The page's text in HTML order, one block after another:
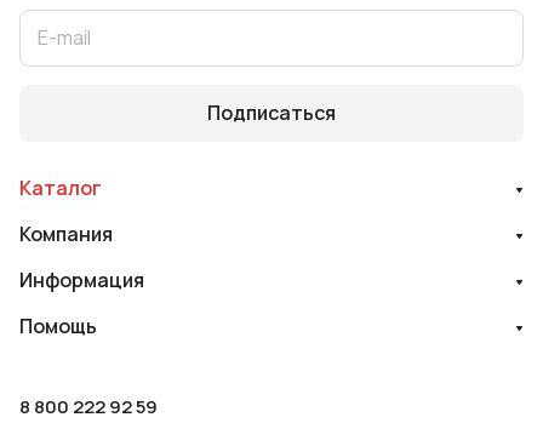
Подписаться
Каталог
Компания
Информация
Помощь
8 800 222 92 59